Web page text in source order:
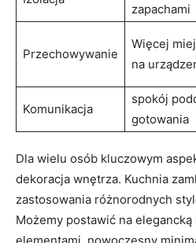
zapachami
Przechowywanie
Więcej
na
Komunikacja
spokój
gotowania
Dla wielu osób kluczowym
dekoracja wnętrza. Kuchnia
zastosowania różnorodnych
Możemy postawić na